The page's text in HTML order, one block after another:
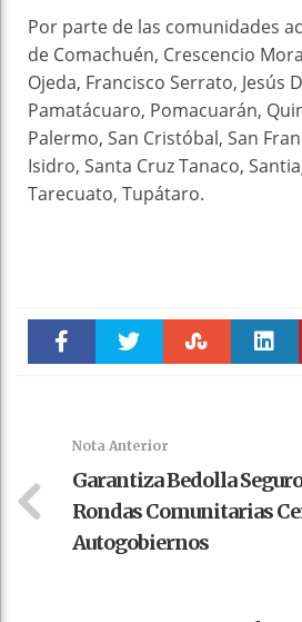
Por parte de las comunidades
de Comachuén, Crescencio
Ojeda, Francisco Serrato, Jesús
Pamatácuaro, Pomacuarán,
Palermo, San Cristóbal, San
Isidro, Santa Cruz Tanaco,
Tarecuato, Tupátaro.
Nota Anterior
Garantiza Bedolla
Rondas Comunitarias
Autogobiernos